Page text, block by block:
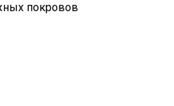
покровов